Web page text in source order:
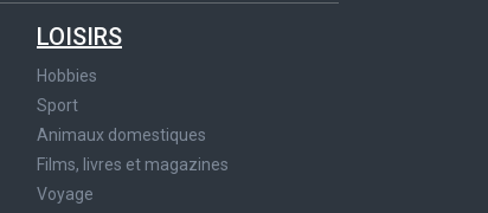
LOISIRS
Hobbies
Sport
Animaux domestiques
Films, livres et magazines
Voyage